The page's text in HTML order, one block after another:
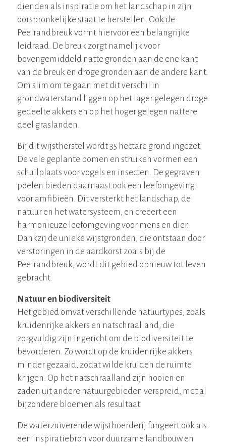
dienden als inspiratie om het landschap in zijn
oorspronkelijke staat te herstellen. Ook de
Peelrandbreuk vormt hiervoor een belangrijke
leidraad. De breuk zorgt namelijk voor
bovengemiddeld natte gronden aan de ene kant
van de breuk en droge gronden aan de andere kant.
Om slim om te gaan met dit verschil in
grondwaterstand liggen op het lager gelegen droge
gedeelte akkers en op het hoger gelegen nattere
deel graslanden.
Bij dit wijstherstel wordt 35 hectare grond ingezet.
De vele geplante bomen en struiken vormen een
schuilplaats voor vogels en insecten. De gegraven
poelen bieden daarnaast ook een leefomgeving
voor amfibieën. Dit versterkt het landschap, de
natuur en het watersysteem, en creëert een
harmonieuze leefomgeving voor mens en dier.
Dankzij de unieke wijstgronden, die ontstaan door
verstoringen in de aardkorst zoals bij de
Peelrandbreuk, wordt dit gebied opnieuw tot leven
gebracht.
Natuur en biodiversiteit
Het gebied omvat verschillende natuurtypes, zoals
kruidenrijke akkers en natschraalland, die
zorgvuldig zijn ingericht om de biodiversiteit te
bevorderen. Zo wordt op de kruidenrijke akkers
minder gezaaid, zodat wilde kruiden de ruimte
krijgen. Op het natschraalland zijn hooien en
zaden uit andere natuurgebieden verspreid, met al
bijzondere bloemen als resultaat.
De waterzuiverende wijstboerderij fungeert ook als
een inspiratiebron voor duurzame landbouw en